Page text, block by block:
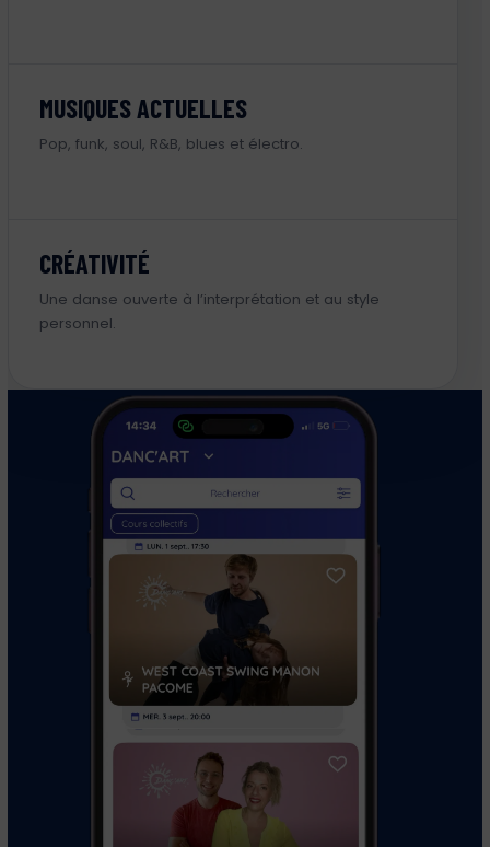
MUSIQUES ACTUELLES
Pop, funk, soul, R&B, blues et électro.
CRÉATIVITÉ
Une danse ouverte à l’interprétation et au style
personnel.